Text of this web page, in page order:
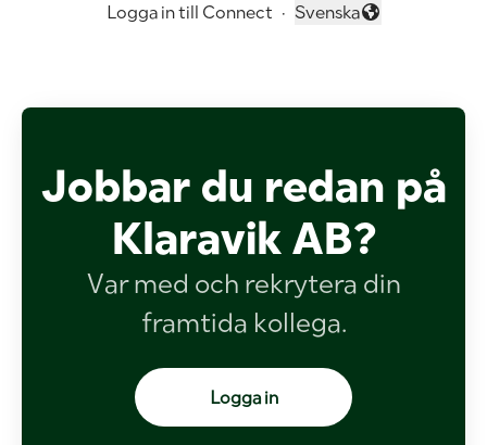
Logga in till Connect ·
Byt språk
Svenska
Jobbar du redan på
Klaravik AB?
Var med och rekrytera din
framtida kollega.
Logga in